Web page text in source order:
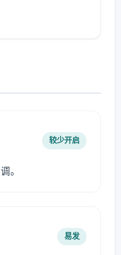
较少开启
。
易发